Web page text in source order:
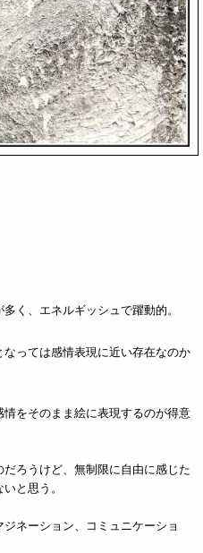
く、エネルギッシュで躍動的。
っては感情表現に近い存在なのか
をそのまま絵に表現するのが得意
ろうけど、無制限に自由に感じた
と思う。
ネーション、コミュニケーショ